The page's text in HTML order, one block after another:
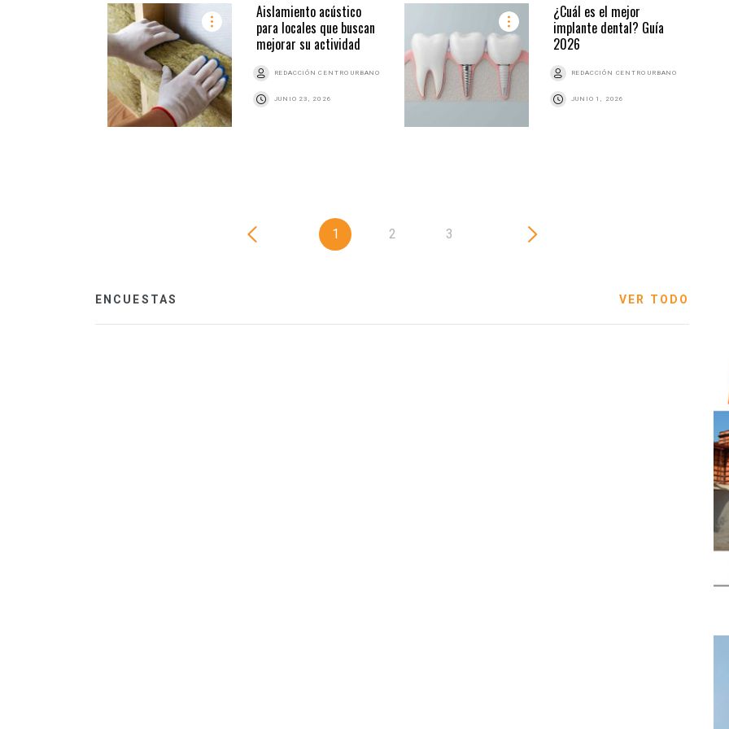
Aislamiento acústico
para locales que buscan
mejorar su actividad
REDACCIÓN CENTRO URBANO
JUNIO 23, 2026
¿Cuál es el mejor
implante dental? Guía
2026
REDACCIÓN CENTRO URBANO
JUNIO 1, 2026
1 2 3
ENCUESTAS VER TODO